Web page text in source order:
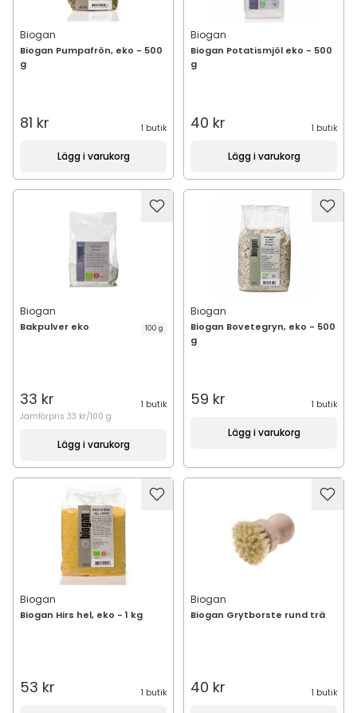
Biogan
Biogan Pumpafrön, eko - 500
g
81 kr 1 butik
Lägg i varukorg
Biogan
Biogan Potatismjöl eko - 500
g
40 kr 1 butik
Lägg i varukorg
Biogan
Bakpulver eko 100 g
33 kr
1 butik
Jämförpris 33 kr/100 g
Lägg i varukorg
Biogan
Biogan Bovetegryn, eko - 500
g
59 kr 1 butik
Lägg i varukorg
Biogan
Biogan Hirs hel, eko - 1 kg
53 kr 1 butik
Biogan
Biogan Grytborste rund trä
40 kr 1 butik